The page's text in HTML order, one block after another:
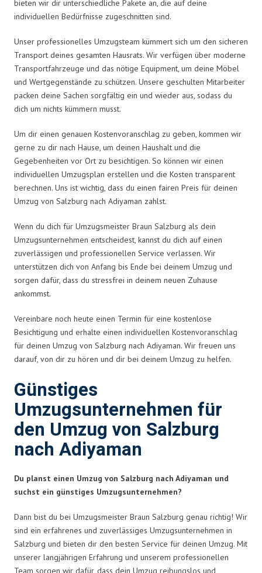
bieten wir dir unterschiedliche Pakete an, die auf deine
individuellen Bedürfnisse zugeschnitten sind.
Unser professionelles Umzugsteam kümmert sich um den sicheren
Transport deines gesamten Hausrats. Wir verfügen über moderne
Transportfahrzeuge und das nötige Equipment, um deine Möbel
und Wertgegenstände zu schützen. Unsere geschulten Mitarbeiter
packen deine Sachen sorgfältig ein und wieder aus, sodass du
dich um nichts kümmern musst.
Um dir einen genauen Kostenvoranschlag zu geben, kommen wir
gerne zu dir nach Hause, um deinen Haushalt und die
Gegebenheiten vor Ort zu besichtigen. So können wir einen
individuellen Umzugsplan erstellen und die Kosten transparent
berechnen. Uns ist wichtig, dass du einen fairen Preis für deinen
Umzug von Salzburg nach Adiyaman zahlst.
Wenn du dich für Umzugsmeister Braun Salzburg als dein
Umzugsunternehmen entscheidest, kannst du dich auf einen
zuverlässigen und professionellen Service verlassen. Wir
unterstützen dich von Anfang bis Ende bei deinem Umzug und
sorgen dafür, dass du stressfrei in deinem neuen Zuhause
ankommst.
Vereinbare noch heute einen Termin für eine kostenlose
Besichtigung und erhalte einen individuellen Kostenvoranschlag
für deinen Umzug von Salzburg nach Adiyaman. Wir freuen uns
darauf, von dir zu hören und dir bei deinem Umzug zu helfen.
Günstiges
Umzugsunternehmen für
den Umzug von Salzburg
nach Adiyaman
Du planst einen Umzug von Salzburg nach Adiyaman und
suchst ein günstiges Umzugsunternehmen?
Dann bist du bei Umzugsmeister Braun Salzburg genau richtig! Wir
sind ein erfahrenes und zuverlässiges Umzugsunternehmen in
Salzburg und bieten dir den besten Service für deinen Umzug. Mit
unserer langjährigen Erfahrung und unserem professionellen
Team sorgen wir dafür, dass dein Umzug reibungslos und